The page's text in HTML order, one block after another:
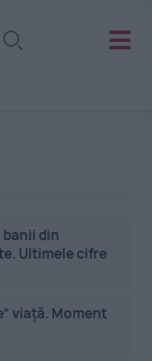
banii din
Ultimele cifre
viață. Moment